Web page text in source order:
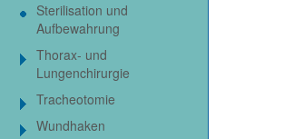
Sterilisation und
Aufbewahrung
Thorax- und
Lungenchirurgie
Tracheotomie
Wundhaken